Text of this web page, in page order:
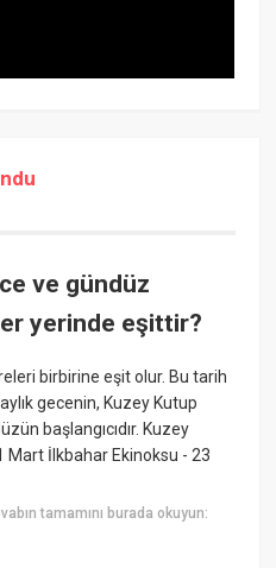
ve gündüz
yerinde eşittir?
birbirine eşit olur. Bu tarih
gecenin, Kuzey Kutup
başlangıcıdır. Kuzey
Mart İlkbahar Ekinoksu - 23
tamamını burada okuyun: